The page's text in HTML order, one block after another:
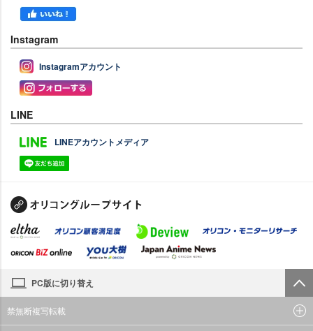
Instagram
Instagramアカウント
LINE
LINEアカウントメディア
PC版に切り替え
禁無断複写転載